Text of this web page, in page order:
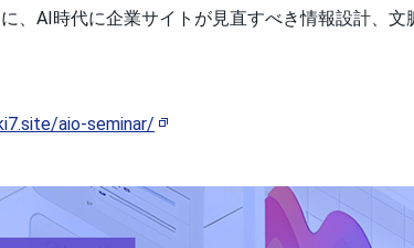
、AI時代に企業サイトが見直すべき情報設計、文
aio-seminar/